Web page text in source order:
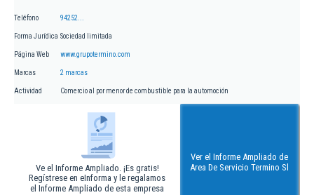
Teléfono 94252...
Forma Jurídica Sociedad limitada
Página Web www.grupotermino.com
Marcas 2 marcas
Actividad Comercio al por menor de combustible para la automoción
Ve el Informe Ampliado. ¡Es gratis!
Regístrese en eInforma y le regalamos
el Informe Ampliado de esta empresa
Ver el Informe Ampliado de
Area De Servicio Termino Sl